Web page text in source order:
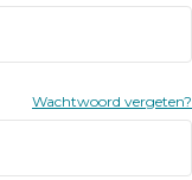
Wachtwoord vergeten?